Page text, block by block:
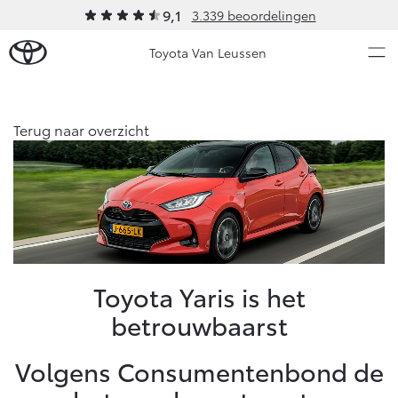
9,1 3.339 beoordelingen
Toyota Van Leussen
Ons bedrijf
Ons bedrijf
Contact en Route
Vacatures
Klantbeoordelingen
Modellen
Aygo X
HYBRIDE
Vanaf € 23.750,-
Yaris
HYBRIDE
Vanaf € 27.195,-
Occasions
Diensten
Terug naar overzicht
Toyota Yaris is het
betrouwbaarst
Volgens Consumentenbond de